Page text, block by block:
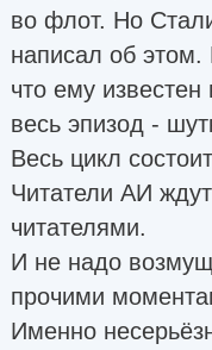
во флот. Но
написал об этом.
что ему
весь эпизод -
Весь цикл
Читатели АИ
читателями.
И не надо
прочими
Именно